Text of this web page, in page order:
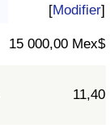
[Modifier]
15 000,00 Mex$
11,40